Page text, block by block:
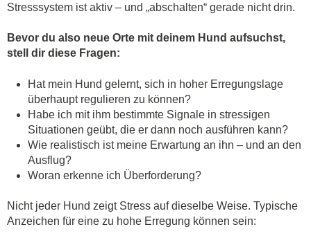
Stresssystem ist aktiv – und „abschalten“ gerade nicht drin.
Bevor du also neue Orte mit deinem Hund aufsuchst,
stell dir diese Fragen:
Hat mein Hund gelernt, sich in hoher Erregungslage
überhaupt regulieren zu können?
Habe ich mit ihm bestimmte Signale in stressigen
Situationen geübt, die er dann noch ausführen kann?
Wie realistisch ist meine Erwartung an ihn – und an den
Ausflug?
Woran erkenne ich Überforderung?
Nicht jeder Hund zeigt Stress auf dieselbe Weise. Typische
Anzeichen für eine zu hohe Erregung können sein: